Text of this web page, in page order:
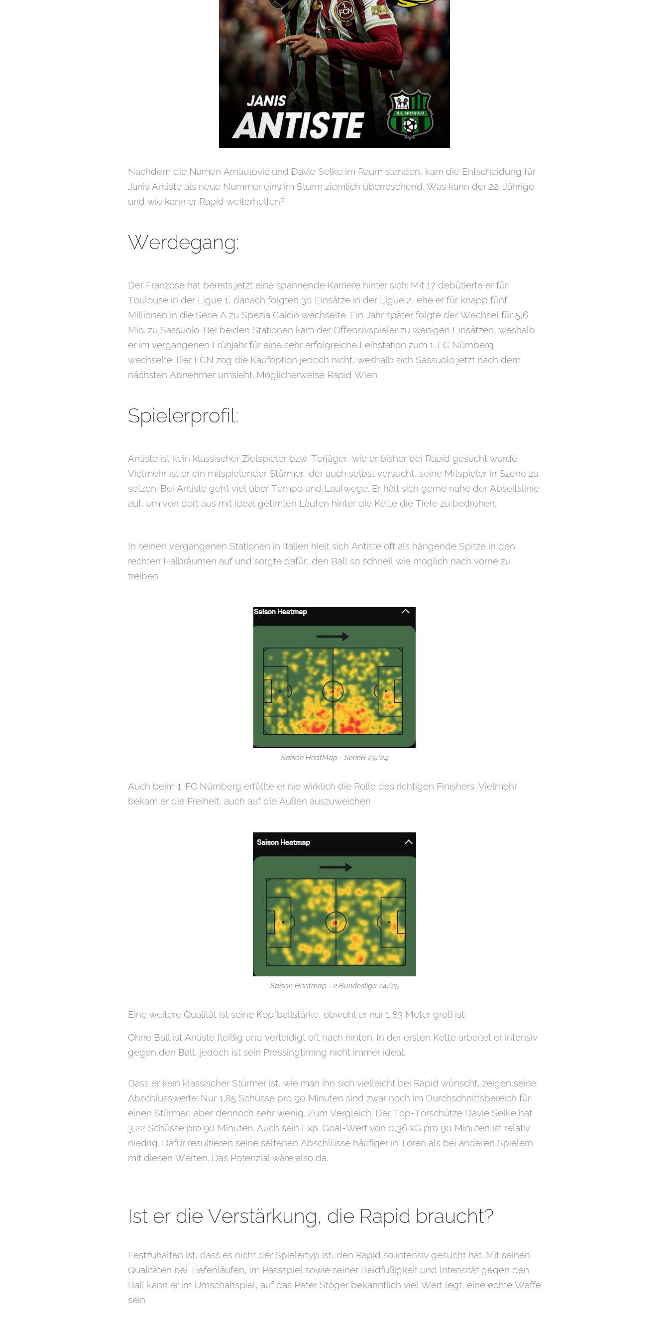
Nachdem die Namen Arnautović und Davie Selke im Raum standen, kam die Entscheidung für
Janis Antiste als neue Nummer eins im Sturm ziemlich überraschend. Was kann der 22-Jährige
und wie kann er Rapid weiterhelfen?
Werdegang:
Der Franzose hat bereits jetzt eine spannende Karriere hinter sich: Mit 17 debütierte er für
Toulouse in der Ligue 1, danach folgten 30 Einsätze in der Ligue 2, ehe er für knapp fünf
Millionen in die Serie A zu Spezia Calcio wechselte. Ein Jahr später folgte der Wechsel für 5,6
Mio. zu Sassuolo. Bei beiden Stationen kam der Offensivspieler zu wenigen Einsätzen, weshalb
er im vergangenen Frühjahr für eine sehr erfolgreiche Leihstation zum 1. FC Nürnberg
wechselte. Der FCN zog die Kaufoption jedoch nicht, weshalb sich Sassuolo jetzt nach dem
nächsten Abnehmer umsieht. Möglicherweise Rapid Wien.
Spielerprofil:
Antiste ist kein klassischer Zielspieler bzw. Torjäger, wie er bisher bei Rapid gesucht wurde.
Vielmehr ist er ein mitspielender Stürmer, der auch selbst versucht, seine Mitspieler in Szene zu
setzen. Bei Antiste geht viel über Tempo und Laufwege. Er hält sich gerne nahe der Abseitslinie
auf, um von dort aus mit ideal getimten Läufen hinter die Kette die Tiefe zu bedrohen.
In seinen vergangenen Stationen in Italien hielt sich Antiste oft als hängende Spitze in den
rechten Halbräumen auf und sorgte dafür, den Ball so schnell wie möglich nach vorne zu
treiben.
Saison HeatMap - SerieB 23/24
Auch beim 1. FC Nürnberg erfüllte er nie wirklich die Rolle des richtigen Finishers. Vielmehr
bekam er die Freiheit, auch auf die Außen auszuweichen
Saison Heatmap - 2.Bundesliga 24/25
Eine weitere Qualität ist seine Kopfballstärke, obwohl er nur 1,83 Meter groß ist.
Ohne Ball ist Antiste fleißig und verteidigt oft nach hinten. In der ersten Kette arbeitet er intensiv
gegen den Ball, jedoch ist sein Pressingtiming nicht immer ideal.
Dass er kein klassischer Stürmer ist, wie man ihn sich vielleicht bei Rapid wünscht, zeigen seine
Abschlusswerte: Nur 1,85 Schüsse pro 90 Minuten sind zwar noch im Durchschnittsbereich für
einen Stürmer, aber dennoch sehr wenig. Zum Vergleich: Der Top-Torschütze Davie Selke hat
3,22 Schüsse pro 90 Minuten. Auch sein Exp. Goal-Wert von 0,36 xG pro 90 Minuten ist relativ
niedrig. Dafür resultieren seine seltenen Abschlüsse häufiger in Toren als bei anderen Spielern
mit diesen Werten. Das Potenzial wäre also da.
Ist er die Verstärkung, die Rapid braucht?
Festzuhalten ist, dass es nicht der Spielertyp ist, den Rapid so intensiv gesucht hat. Mit seinen
Qualitäten bei Tiefenläufen, im Passspiel sowie seiner Beidfüßigkeit und Intensität gegen den
Ball kann er im Umschaltspiel, auf das Peter Stöger bekanntlich viel Wert legt, eine echte Waffe
sein.